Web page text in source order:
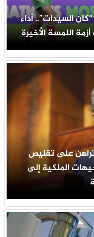
السيدات”.. أداء
اللمسة الأخيرة
الحكومة تراهن على تقليص
الملكية إلى